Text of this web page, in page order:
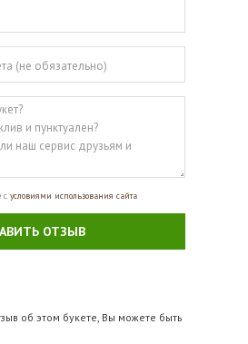
с условиями использования сайта
ОТЗЫВ
об этом букете, Вы можете быть